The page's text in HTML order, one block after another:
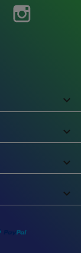
Pinterest



keyboard_arrow_down